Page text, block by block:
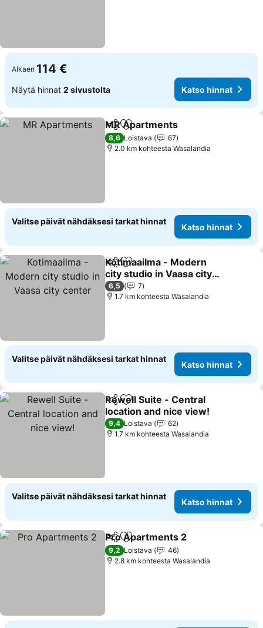
Alkaen 114 €
Näytä hinnat 2 sivustolta Katso hinnat
Jaa Lisää suosikkeihin
MR Apartments
8,6 Loistava
67
2.0 km kohteesta Wasalandia
Valitse päivät nähdäksesi tarkat hinnat
Katso hinnat
Jaa Lisää suosikkeihin
Kotimaailma - Modern
city studio in Vaasa city
center
6,5
7
1.7 km kohteesta Wasalandia
Valitse päivät nähdäksesi tarkat hinnat
Katso hinnat
Jaa Lisää suosikkeihin
Rewell Suite - Central
location and nice view!
9,4 Loistava
62
1.7 km kohteesta Wasalandia
Valitse päivät nähdäksesi tarkat hinnat
Katso hinnat
Jaa Lisää suosikkeihin
Pro Apartments 2
9,2 Loistava
46
2.8 km kohteesta Wasalandia